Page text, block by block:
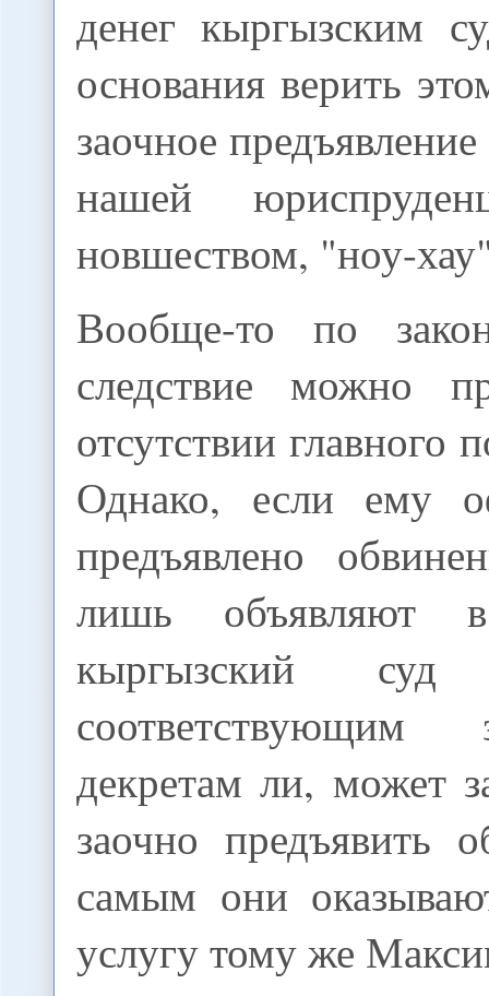
денег кыргызским
основания верить
заочное
нашей
новшеством, "ноу-
Вообще-то по
следствие можно
отсутствии главного
Однако, если ему
предъявлено
лишь объявляют
кыргызский
декретам ли, может
заочно предъявить
самым они
услугу тому же